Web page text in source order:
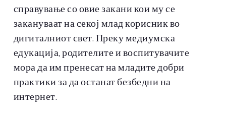
справување со овие закани кои му се
закануваат на секој млад корисник во
дигиталниот свет. Преку медиумска
едукација, родителите и воспитувачите
мора да им пренесат на младите добри
практики за да останат безбедни на
интернет.